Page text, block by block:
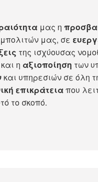
μας η
μας, σε
της ισχύουσας
η αξιοποίηση των
και υπηρεσιών σε όλη
επικράτειαπου
το σκοπό.​